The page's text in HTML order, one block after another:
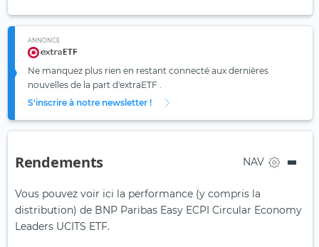
ANNONCE
Ne manquez plus rien en restant connecté aux dernières
nouvelles de la part d'extraETF .
S'inscrire à notre newsletter !
Rendements NAV
Vous pouvez voir ici la performance (y compris la
distribution) de BNP Paribas Easy ECPI Circular Economy
Leaders UCITS ETF.